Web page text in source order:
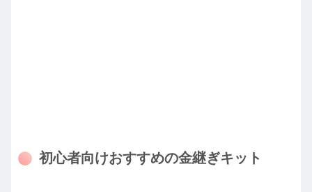
初心者向けおすすめの金継ぎキット